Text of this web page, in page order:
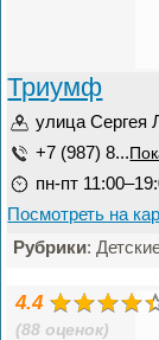
Триумф
улица Сергея
+7 (987) 8...
пн-пт
Посмотреть на
Рубрики:
4.4
(88 оценок)